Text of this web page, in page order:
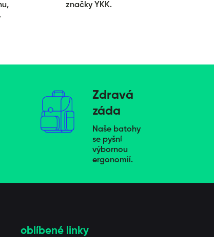
značky YKK.
Zdravá
záda
Naše batohy
se pyšní
výbornou
ergonomií.
oblíbené linky